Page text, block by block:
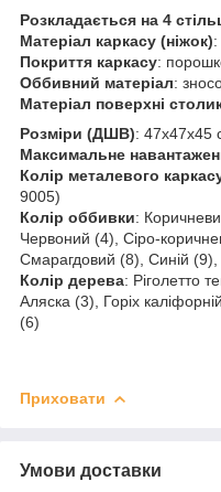
Розкладається на 4
Матеріал каркасу (ніжок)
Покриття каркасу:
Оббивний матеріал:
Матеріал поверхні
Розміри (ДШВ): 47х47х45
Максимальне
Колір металевого
9005)
Колір оббивки:
Червоний (4), Сіро-
Смарагдовий (8), Синій
Колір дерева: Ріголетто
Аляска (3), Горіх
(6)
Приховати
Умови доставки